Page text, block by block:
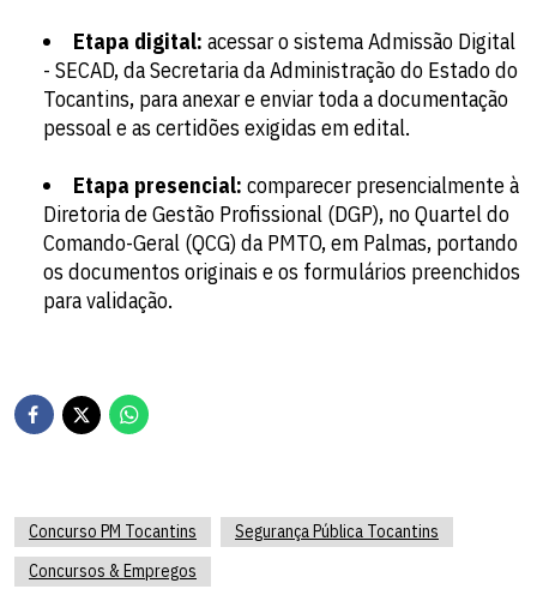
Etapa digital: acessar o sistema Admissão Digital
- SECAD, da Secretaria da Administração do Estado do
Tocantins, para anexar e enviar toda a documentação
pessoal e as certidões exigidas em edital.
Etapa presencial: comparecer presencialmente à
Diretoria de Gestão Profissional (DGP), no Quartel do
Comando-Geral (QCG) da PMTO, em Palmas, portando
os documentos originais e os formulários preenchidos
para validação.
Concurso PM Tocantins
Segurança Pública Tocantins
Concursos & Empregos